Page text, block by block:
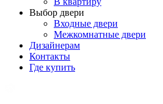
Выбор двери
Входные двери
Межкомнатные двери
Дизайнерам
Контакты
Где купить